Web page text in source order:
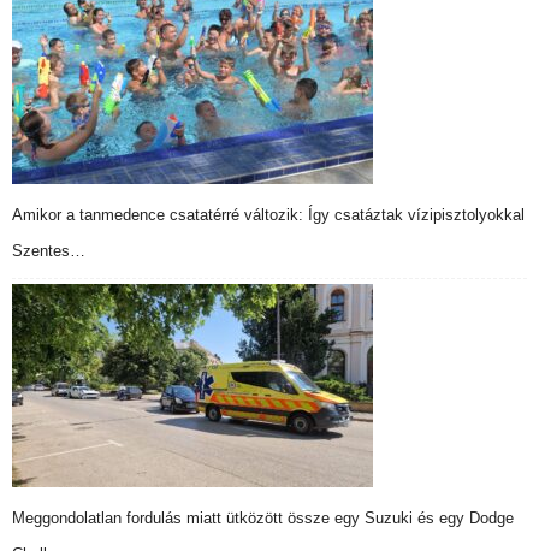
Amikor a tanmedence csatatérré változik: Így csatáztak vízipisztolyokkal
Szentes…
Meggondolatlan fordulás miatt ütközött össze egy Suzuki és egy Dodge